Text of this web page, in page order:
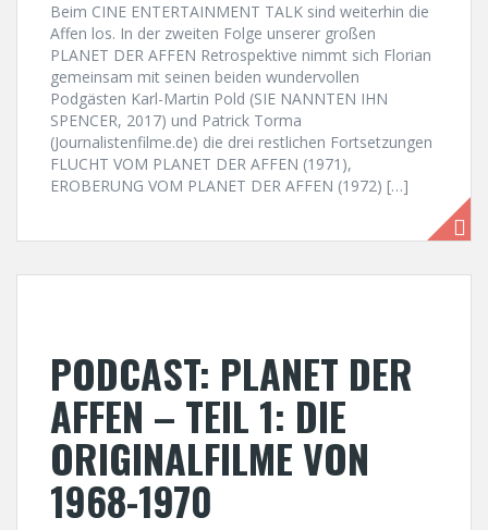
Beim CINE ENTERTAINMENT TALK sind weiterhin die
Affen los. In der zweiten Folge unserer großen
PLANET DER AFFEN Retrospektive nimmt sich Florian
gemeinsam mit seinen beiden wundervollen
Podgästen Karl-Martin Pold (SIE NANNTEN IHN
SPENCER, 2017) und Patrick Torma
(Journalistenfilme.de) die drei restlichen Fortsetzungen
FLUCHT VOM PLANET DER AFFEN (1971),
EROBERUNG VOM PLANET DER AFFEN (1972) […]
PODCAST: PLANET DER
AFFEN – TEIL 1: DIE
ORIGINALFILME VON
1968-1970